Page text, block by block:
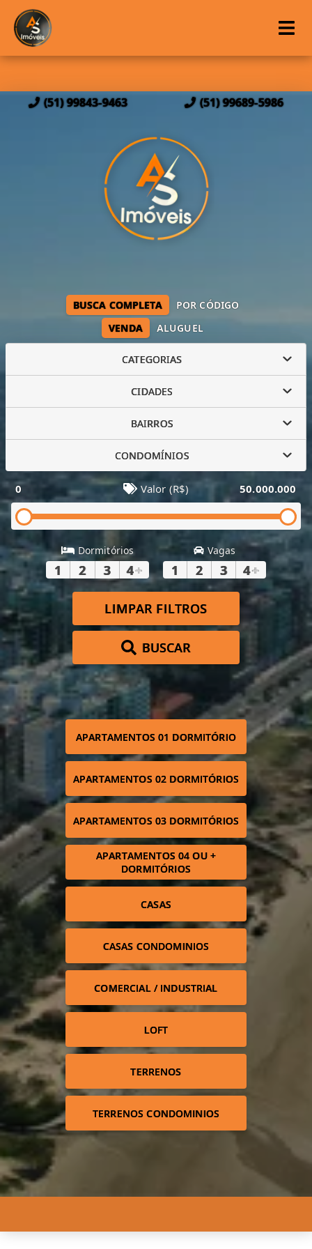
(51) 99843-9463 (51) 99689-5986
VENDA ALUGUEL
BUSCA COMPLETA POR CÓDIGO
CATEGORIAS
CIDADES
BAIRROS
CONDOMÍNIOS
0 Valor (R$) 50.000.000
Dormitórios
1 2 3 4+
Vagas
1 2 3 4+
LIMPAR FILTROS
BUSCAR
APARTAMENTOS 01 DORMITÓRIO
APARTAMENTOS 02 DORMITÓRIOS
APARTAMENTOS 03 DORMITÓRIOS
APARTAMENTOS 04 OU +
DORMITÓRIOS
CASAS
CASAS CONDOMINIOS
COMERCIAL / INDUSTRIAL
LOFT
TERRENOS
TERRENOS CONDOMINIOS